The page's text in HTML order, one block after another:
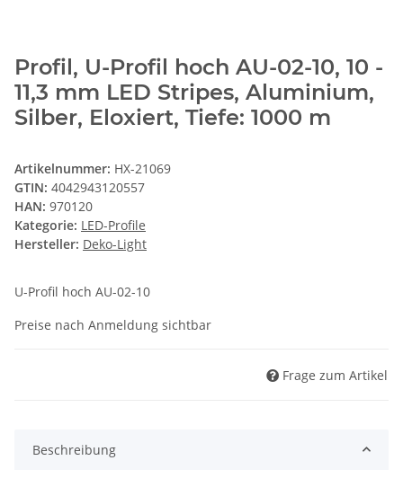
Profil, U-Profil hoch AU-02-10, 10 -
11,3 mm LED Stripes, Aluminium,
Silber, Eloxiert, Tiefe: 1000 m
Artikelnummer: HX-21069
GTIN: 4042943120557
HAN: 970120
Kategorie: LED-Profile
Hersteller: Deko-Light
U-Profil hoch AU-02-10
Preise nach Anmeldung sichtbar
Frage zum Artikel
Beschreibung